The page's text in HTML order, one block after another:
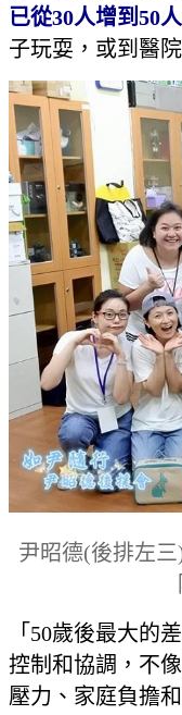
已從30人增到50人
子玩耍，或到醫
尹昭德(後排左
「50歲後最大的
控制和協調，不
壓力、家庭負擔